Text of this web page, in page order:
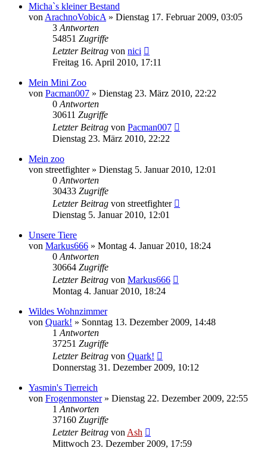
Micha`s kleiner Bestand
von ArachnoVobicA » Dienstag 17. Februar 2009, 03:05
3 Antworten
54851 Zugriffe
Letzter Beitrag von nici
Freitag 16. April 2010, 17:11
Mein Mini Zoo
von Pacman007 » Dienstag 23. März 2010, 22:22
0 Antworten
30611 Zugriffe
Letzter Beitrag von Pacman007
Dienstag 23. März 2010, 22:22
Mein zoo
von streetfighter» Dienstag 5. Januar 2010, 12:01
0 Antworten
30433 Zugriffe
Letzter Beitrag von streetfighter
Dienstag 5. Januar 2010, 12:01
Unsere Tiere
von Markus666 » Montag 4. Januar 2010, 18:24
0 Antworten
30664 Zugriffe
Letzter Beitrag von Markus666
Montag 4. Januar 2010, 18:24
Wildes Wohnzimmer
von Quark! » Sonntag 13. Dezember 2009, 14:48
1 Antworten
37251 Zugriffe
Letzter Beitrag von Quark!
Donnerstag 31. Dezember 2009, 10:12
Yasmin's Tierreich
von Frogenmonster» Dienstag 22. Dezember 2009, 22:55
1 Antworten
37160 Zugriffe
Letzter Beitrag von Ash
Mittwoch 23. Dezember 2009, 17:59